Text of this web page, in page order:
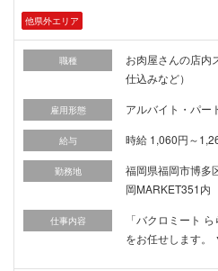
他県外エリア
職種
お肉屋さんの店内
仕込みなど）
雇用形態 アルバイト・パー
給与 時給 1,060円～
勤務地
福岡県福岡市博多
岡MARKET351内
仕事内容
「バクロミート
をお任せします